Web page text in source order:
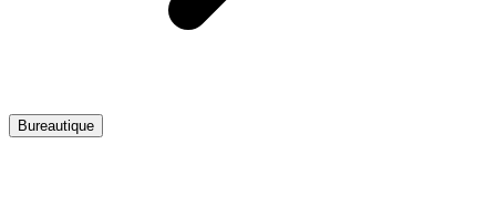
Bureautique